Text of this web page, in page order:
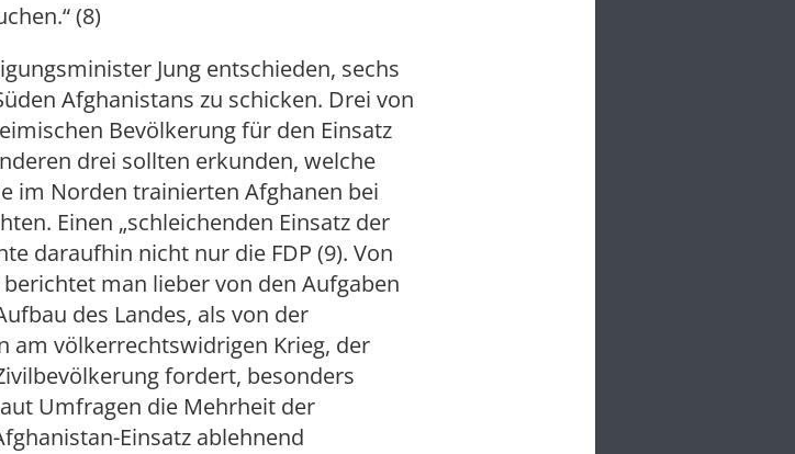
(8)
Jung entschieden, sechs
Afghanistans zu schicken. Drei von
Bevölkerung für den Einsatz
drei sollten erkunden, welche
im Norden trainierten Afghanen bei
Einen „schleichenden Einsatz der
daraufhin nicht nur die FDP (9). Von
man lieber von den Aufgaben
des Landes, als von der
am völkerrechtswidrigen Krieg, der
fordert, besonders
Umfragen die Mehrheit der
Einsatz ablehnend